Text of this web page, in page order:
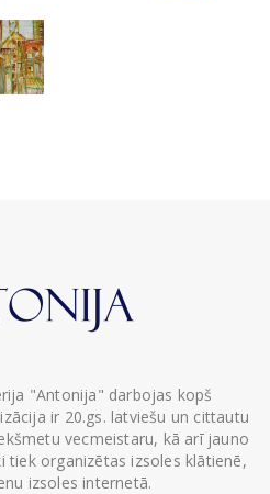
"Antonija" darbojas kopš
ir 20.gs. latviešu un cittautu
vecmeistaru, kā arī jauno
tiek organizētas izsoles klātienē,
izsoles internetā.